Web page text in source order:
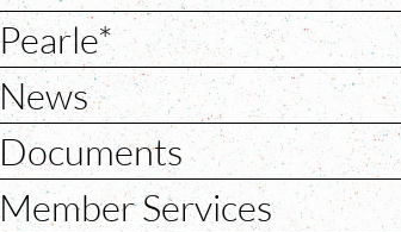
Pearle*
News
Documents
Member Services